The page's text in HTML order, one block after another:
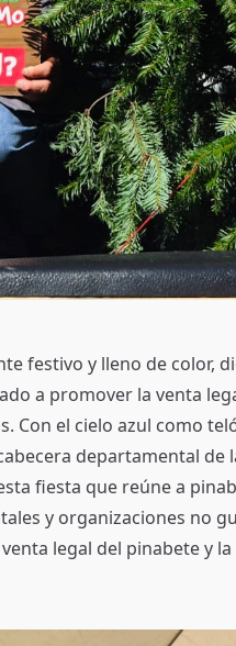
festivo y lleno de color,
a promover la venta
Con el cielo azul como
departamental de
fiesta que reúne a
y organizaciones no
legal del pinabete y